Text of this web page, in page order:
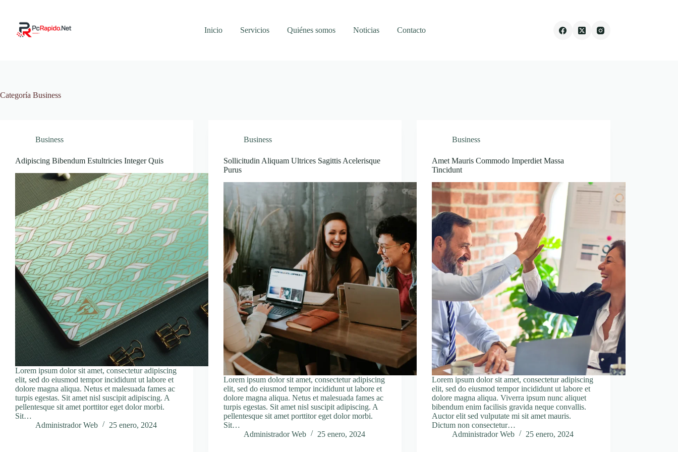
contenido
Inicio
Servicios Quiénes somos Noticias Contacto
Categoría Business
Business
Adipiscing Bibendum Estultricies Integer Quis
Lorem ipsum dolor sit amet, consectetur adipiscing
elit, sed do eiusmod tempor incididunt ut labore et
dolore magna aliqua. Netus et malesuada fames ac
turpis egestas. Sit amet nisl suscipit adipiscing. A
pellentesque sit amet porttitor eget dolor morbi.
Sit…
Administrador Web
25 enero, 2024
Business
Sollicitudin Aliquam Ultrices Sagittis Acelerisque
Purus
Lorem ipsum dolor sit amet, consectetur adipiscing
elit, sed do eiusmod tempor incididunt ut labore et
dolore magna aliqua. Netus et malesuada fames ac
turpis egestas. Sit amet nisl suscipit adipiscing. A
pellentesque sit amet porttitor eget dolor morbi.
Sit…
Administrador Web
25 enero, 2024
Business
Amet Mauris Commodo Imperdiet Massa
Tincidunt
Lorem ipsum dolor sit amet, consectetur adipiscing
elit, sed do eiusmod tempor incididunt ut labore et
dolore magna aliqua. Viverra ipsum nunc aliquet
bibendum enim facilisis gravida neque convallis.
Auctor elit sed vulputate mi sit amet mauris.
Dictum non consectetur…
Administrador Web
25 enero, 2024